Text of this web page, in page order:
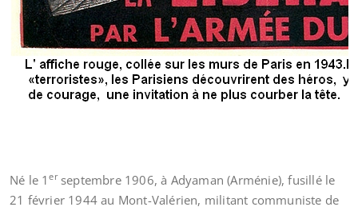
Né le 1er septembre 1906, à Adyaman (Arménie), fusillé le
21 février 1944 au Mont-Valérien, militant communiste de